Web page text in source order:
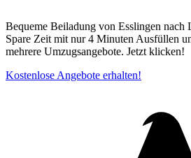
Bequeme Beiladung von Esslingen nach
Spare Zeit mit nur 4 Minuten Ausfüllen
mehrere Umzugsangebote. Jetzt klicken!
Kostenlose Angebote erhalten!